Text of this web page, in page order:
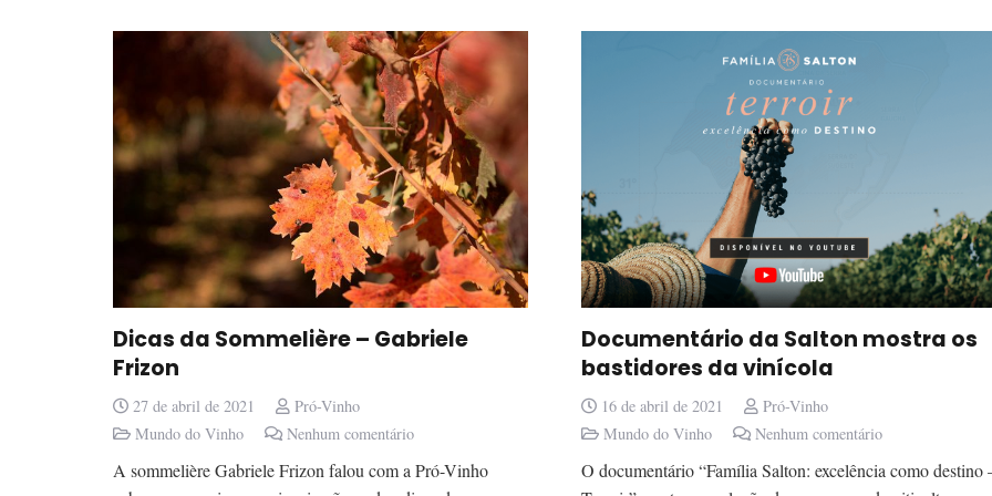
Dicas da Sommelière – Gabriele
Frizon
27 de abril de 2021
Pró-Vinho
Mundo do Vinho
Nenhum comentário
A sommelière Gabriele Frizon falou com a Pró-Vinho
Documentário da Salton mostra os
bastidores da vinícola
16 de abril de 2021
Pró-Vinho
Mundo do Vinho
Nenhum comentário
O documentário “Família Salton: excelência como destino